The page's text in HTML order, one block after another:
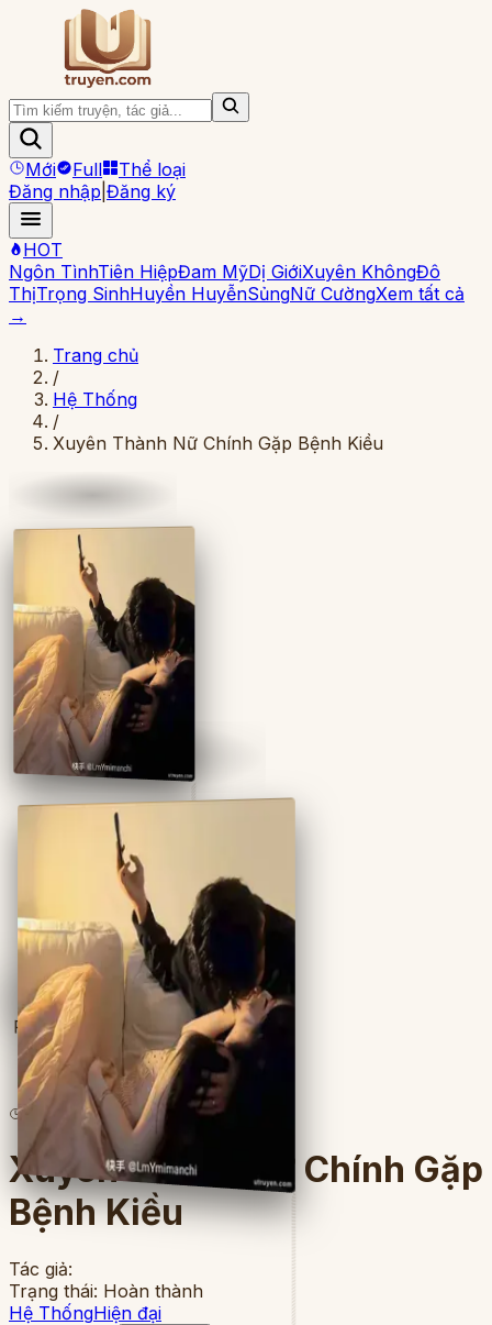
Mới Full
Thể loại
Đăng nhập Đăng ký
HOT
Ngôn TìnhTiên HiệpĐam MỹDị GiớiXuyên KhôngĐô
ThịTrọng SinhHuyền HuyễnSủngNữ CườngXem tất cả
→
Trang chủ
/
Hệ Thống
/
Xuyên Thành Nữ Chính Gặp Bệnh Kiều
Full
26 lượt đọc 5chương
Xuyên Thành Nữ Chính Gặp
Bệnh Kiều
Tác giả:
Trạng thái: Hoàn thành
Hệ ThốngHiện đại